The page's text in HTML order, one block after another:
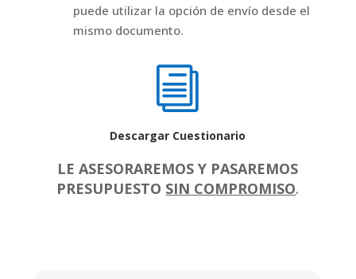
puede utilizar la opción de envío desde el
mismo documento.
i
Descargar Cuestionario
LE ASESORAREMOS Y PASAREMOS
PRESUPUESTO SIN COMPROMISO.